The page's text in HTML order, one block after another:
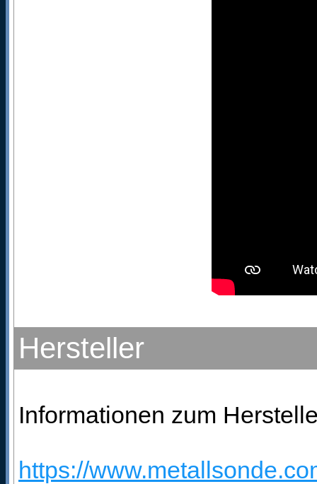
Hersteller
Informationen zum
https://